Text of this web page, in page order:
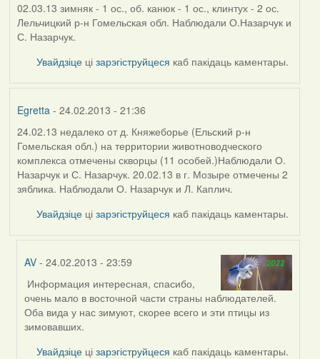
02.03.13 зимняк - 1 ос., об. канюк - 1 ос., клинтух - 2 ос.
Лельчицкий р-н Гомельская обл. Наблюдали О.Назарчук и
С. Назарчук.
Увайдзіце цізарэгіструйцеся каб пакідаць каментары.
Egretta- 24.02.2013 - 21:36
24.02.13 недалеко от д. Княжеборье (Ельский р-н
Гомельская обл.) на территории животноводческого
комплекса отмечены скворцы (11 особей.)Наблюдали О.
Назарчук и С. Назарчук. 20.02.13 в г. Мозыре отмечены 2
зяблика. Наблюдали О. Назарчук и Л. Каплич.
Увайдзіце цізарэгіструйцеся каб пакідаць каментары.
AV - 24.02.2013 - 23:59
In
reply
to
by
Egretta
Информация интересная, спасибо,
очень мало в восточной части страны наблюдателей.
Оба вида у нас зимуют, скорее всего и эти птицы из
зимовавших.
Увайдзіце цізарэгіструйцеся каб пакідаць каментары.